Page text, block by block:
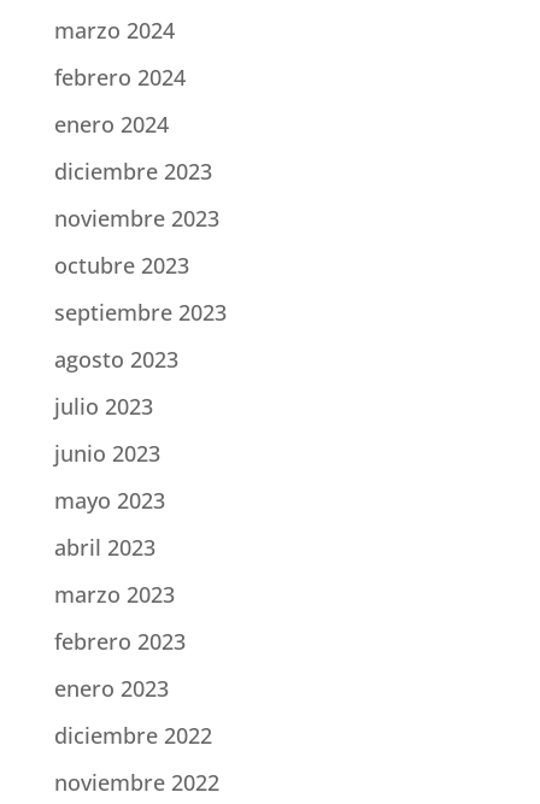
marzo 2024
febrero 2024
enero 2024
diciembre 2023
noviembre 2023
octubre 2023
septiembre 2023
agosto 2023
julio 2023
junio 2023
mayo 2023
abril 2023
marzo 2023
febrero 2023
enero 2023
diciembre 2022
noviembre 2022